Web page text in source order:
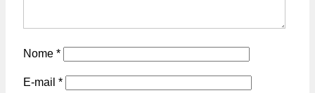
Nome *
E-mail *